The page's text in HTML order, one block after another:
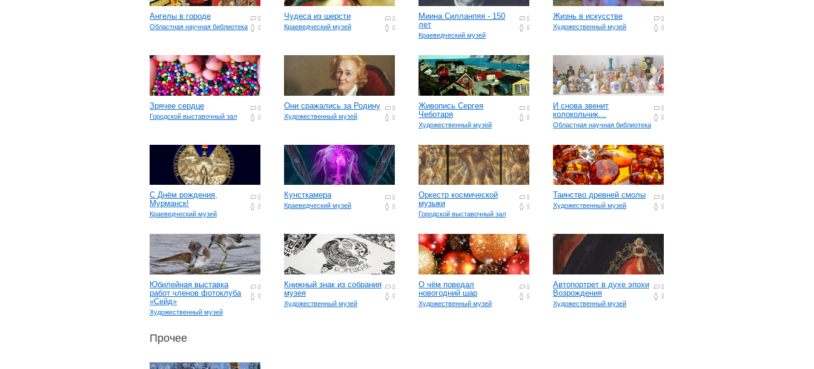
0
0
Ангелы в городе
Областная научная библиотека
0
0
Чудеса из шерсти
Краеведческий музей
0
0
Миина Силланпяя - 150
лет
Краеведческий музей
0
0
Жизнь в искусстве
Художественный музей
0
0
Зрячее сердце
Городской выставочный зал
0
0
Они сражались за Родину
Художественный музей
0
0
Живопись Сергея
Чеботаря
Художественный музей
0
0
И снова звенит
колокольчик…
Областная научная библиотека
0
0
С Днём рождения,
Мурманск!
Краеведческий музей
0
0
Кунсткамера
Краеведческий музей
0
0
Оркестр космической
музыки
Городской выставочный зал
0
0
Таинство древней смолы
Художественный музей
0
0
Юбилейная выставка
работ членов фотоклуба
«Сейд»
Художественный музей
0
0
Книжный знак из собрания
музея
Художественный музей
0
0
О чём поведал
новогодний шар
Художественный музей
0
0
Автопортрет в духе эпохи
Возрождения
Художественный музей
Прочее